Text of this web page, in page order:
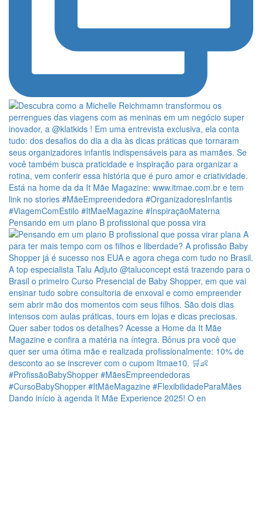
Pensando em um plano B profissional que possa vira
Dando início à agenda It Mãe Experience 2025! O en